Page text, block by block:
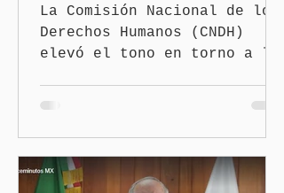
frenar discursos
discriminatorios
La Comisión Nacional de los
Derechos Humanos (CNDH)
elevó el tono en torno a la
Bojalil y Elvia Graciela
"Grace" Palomares Ramírez,
al considerar que los